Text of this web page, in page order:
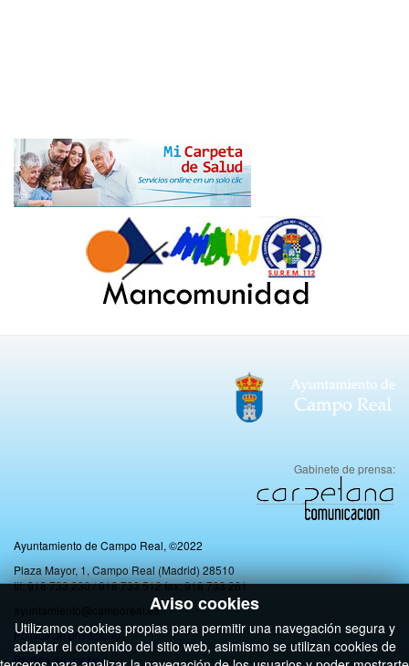
Aviso cookies
Utilizamos cookies propias para permitir una navegación segura y
adaptar el contenido del sitio web, asimismo se utilizan cookies de
Gabinete de prensa:
Ayuntamiento de Campo Real, ©2022
Plaza Mayor, 1, Campo Real (Madrid) 28510
tlf: 918 733 230 / 918 733 512 fax: 918 733 261
ayuntamiento@camporeal.es
Politica de privacidad
Política de cookies